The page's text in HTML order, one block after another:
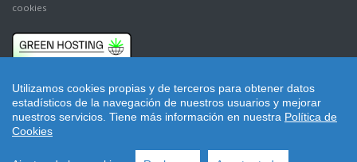
Utilizamos cookies propias y de terceros para obtener datos
estadísticos de la navegación de nuestros usuarios y mejorar
nuestros servicios. Tiene más información en nuestra Política de
Cookies
cookies